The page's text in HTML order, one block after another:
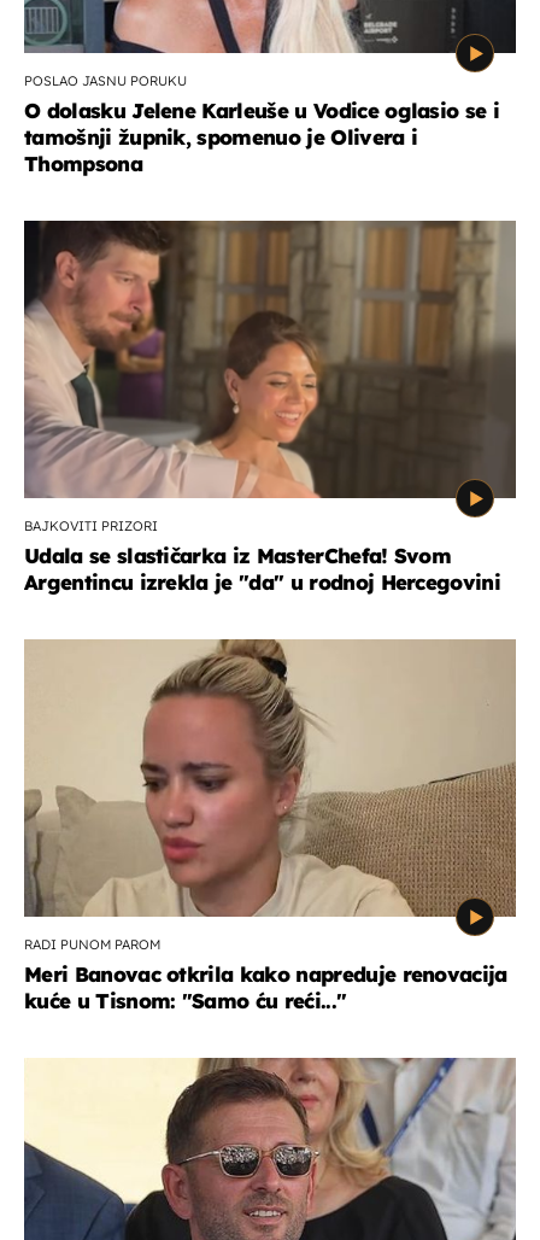
POSLAO JASNU PORUKU
O dolasku Jelene Karleuše u Vodice oglasio se i
tamošnji župnik, spomenuo je Olivera i
Thompsona
BAJKOVITI PRIZORI
Udala se slastičarka iz MasterChefa! Svom
Argentincu izrekla je "da" u rodnoj Hercegovini
RADI PUNOM PAROM
Meri Banovac otkrila kako napreduje renovacija
kuće u Tisnom: "Samo ću reći..."